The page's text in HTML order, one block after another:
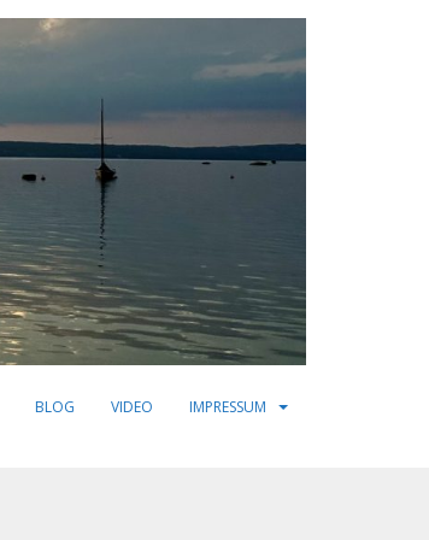
BLOG VIDEO IMPRESSUM